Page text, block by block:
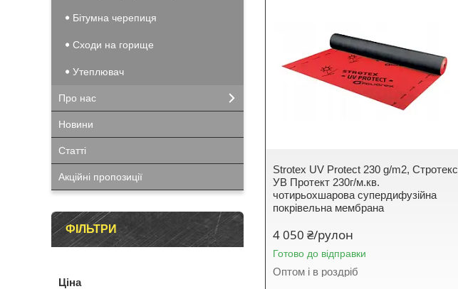
Strotex UV Protect 230 g/m2, Стротекс
УВ Протект 230г/м.кв.
чотирьохшарова супердифузійна
покрівельна мембрана
4 050 ₴/рулон
Готово до відправки
Оптом і в роздріб
Бітумна черепиця
Сходи на горище
Утеплювач
Про нас
Новини
Статті
Акційні пропозиції
ФІЛЬТРИ
Ціна